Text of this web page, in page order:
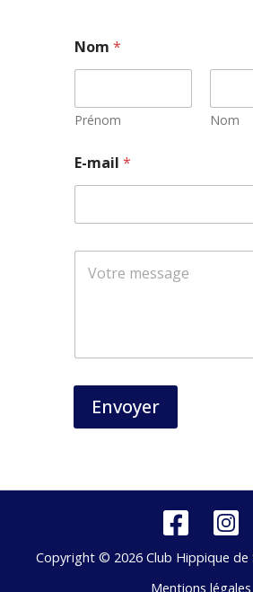
Nom*
Prénom Nom
o
m
E-mail*
Envoyer
Copyright © 2026 Club Hippique de
Mentions légales